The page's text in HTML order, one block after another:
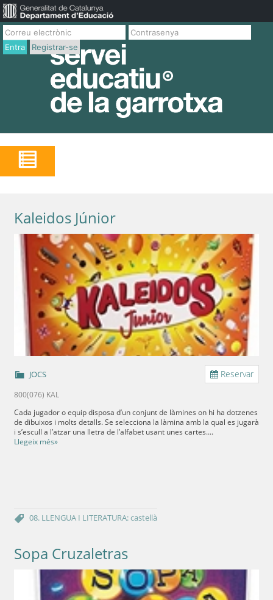
Entra Registrar-se
Kaleidos Júnior
Reservar
JOCS
800(076) KAL
Cada jugador o equip disposa d’un conjunt de làmines on hi ha dotzenes
de dibuixos i molts detalls. Se selecciona la làmina amb la qual es jugarà
i s’escull a l’atzar una lletra de l’alfabet usant unes cartes....
Llegeix més»
08. LLENGUA I LITERATURA: castellà
Sopa Cruzaletras